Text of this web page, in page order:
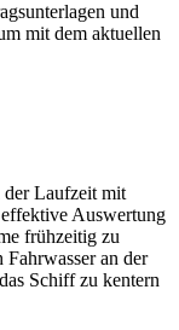
und
mit dem aktuellen
der Laufzeit mit
Auswertung
frühzeitig zu
an der
Schiff zu kentern